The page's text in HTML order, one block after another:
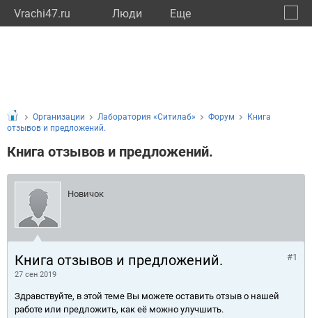
Vrachi47.ru Люди Eще
Организации Лаборатория «Ситилаб» Форум
Книга
отзывов и предложений.
Книга отзывов и предложений.
Новичок
Книга отзывов и предложений.
27 сен 2019
#1
Здравствуйте, в этой теме Вы можете оставить отзыв о нашей
работе или предложить, как её можно улучшить.